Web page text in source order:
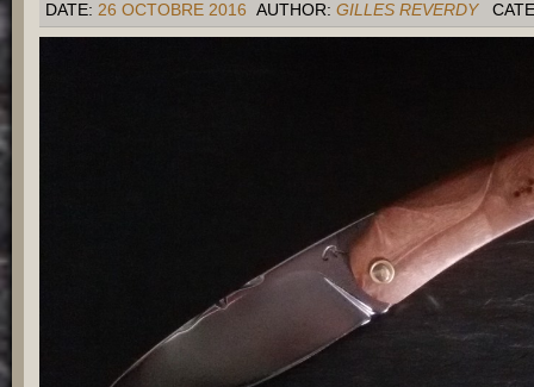
DATE: 26 OCTOBRE 2016 AUTHOR: GILLES REVERDY